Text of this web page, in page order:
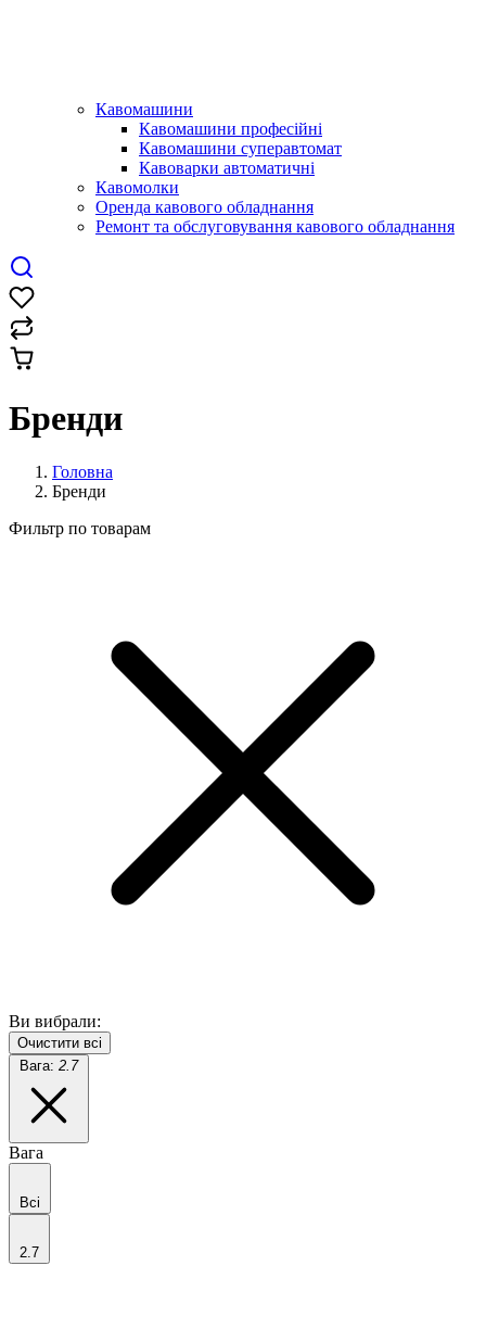
Кавомашини
Кавомашини професійні
Кавомашини суперавтомат
Кавоварки автоматичні
Кавомолки
Оренда кавового обладнання
Ремонт та обслуговування кавового обладнання
Бренди
Головна
Бренди
Фильтр по товарам
Ви вибрали:
Очистити всі
Вага: 2.7
Вага
Всі
2.7